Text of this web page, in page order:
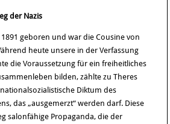
der Nazis
geboren und war die Cousine von
heute unsere in der Verfassung
die Voraussetzung für ein freiheitliches
bilden, zählte zu Theres
Diktum des
das „ausgemerzt“ werden darf. Diese
salonfähige Propaganda, die der